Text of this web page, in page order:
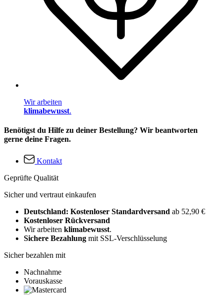
Wir arbeiten
klimabewusst.
Benötigst du Hilfe zu deiner Bestellung? Wir beantworten
gerne deine Fragen.
Kontakt
Geprüfte Qualität
Sicher und vertraut einkaufen
Deutschland: Kostenloser Standardversand ab 52,90 €
Kostenloser Rückversand
Wir arbeiten klimabewusst.
Sichere Bezahlung mit SSL-Verschlüsselung
Sicher bezahlen mit
Nachnahme
Vorauskasse